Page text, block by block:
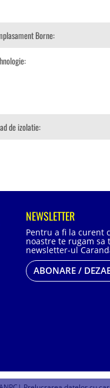
Borne:
de izolatie:
NEWSLETTER
Pentru a fi la curent
noastre te rugam sa
newsletter-ul
ABONARE /